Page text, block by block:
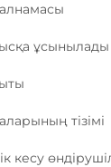
ұсынылады
тізімі
кесу